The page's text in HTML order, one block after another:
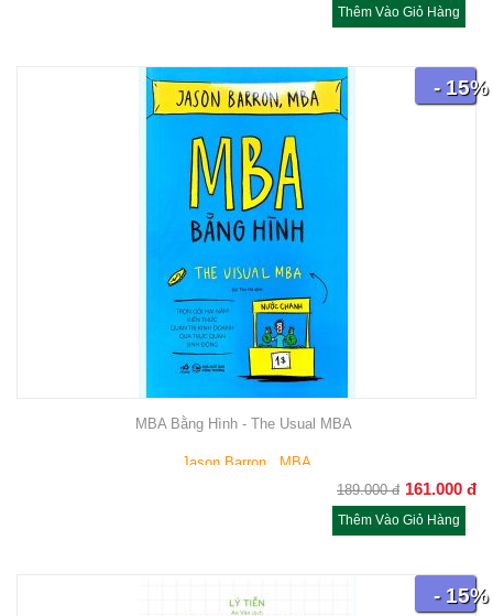
Thêm Vào Giỏ Hàng
- 15%
MBA Bằng Hình - The Usual MBA
Jason Barron , MBA
189.000 đ 161.000 đ
Thêm Vào Giỏ Hàng
- 15%